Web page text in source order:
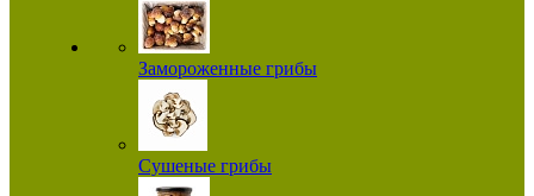
Замороженные грибы
Сушеные грибы